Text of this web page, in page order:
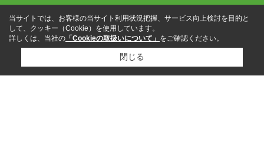
当サイトでは、お客様の当サイト利用状況把握、サービス向上検討を目的と
して、クッキー（Cookie）を使用しています。
詳しくは、当社の 「Cookieの取扱いについて」 をご確認ください。
閉じる